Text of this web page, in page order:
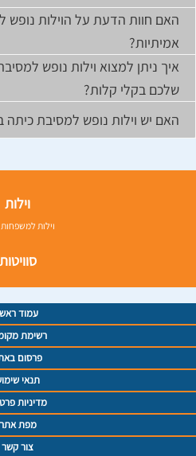
האם חוות הדעת על הוילות נופש
אמיתיות?
איך ניתן למצוא וילות נופש
שלכם בקלי קלות?
האם יש וילות נופש למסיבת כיתה
וילות
וילות למשפחות
סוויטות
עמוד
רשימת
פרסום
תנאי
מדיניות
מפת אתר
צור קשר